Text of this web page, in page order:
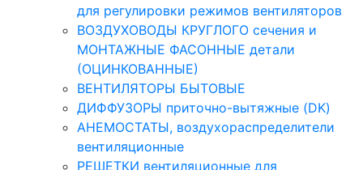
для регулировки режимов вентиляторов
ВОЗДУХОВОДЫ КРУГЛОГО сечения и
МОНТАЖНЫЕ ФАСОННЫЕ детали
(ОЦИНКОВАННЫЕ)
ВЕНТИЛЯТОРЫ БЫТОВЫЕ
ДИФФУЗОРЫ приточно-вытяжные (DK)
АНЕМОСТАТЫ, воздухораспределители
вентиляционные
РЕШЕТКИ вентиляционные для